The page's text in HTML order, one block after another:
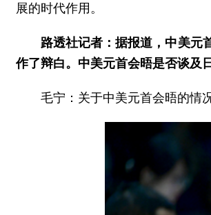
展的时代作用。
路透社记者：据报道，中美元
作了辩白。中美元首会晤是否谈及
毛宁：关于中美元首会晤的情